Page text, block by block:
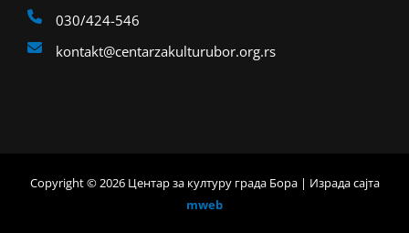
030/424-546
kontakt@centarzakulturubor.org.rs
Copyright © 2026 Центар за културу града Бора | Израда сајта
mweb